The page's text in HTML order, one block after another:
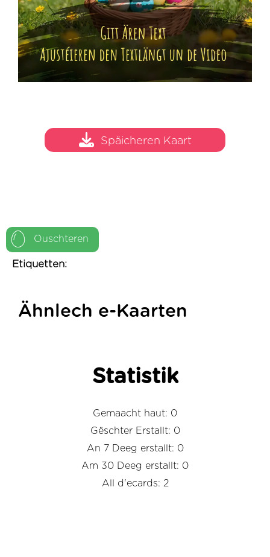
Ouschteren
Etiquetten:
Späicheren Kaart
Ähnlech e-Kaarten
Statistik
Gemaacht haut: 0
Gëschter Erstallt: 0
An 7 Deeg erstallt: 0
Am 30 Deeg erstallt: 0
All d'ecards: 2